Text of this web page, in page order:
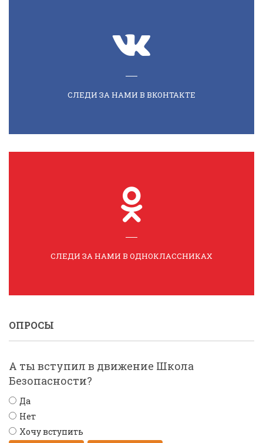
СЛЕДИ ЗА НАМИ В ВКОНТАКТЕ
СЛЕДИ ЗА НАМИ В ОДНОКЛАССНИКАХ
ОПРОСЫ
А ты вступил в движение Школа
Безопасности?
Да
Нет
Хочу вступить